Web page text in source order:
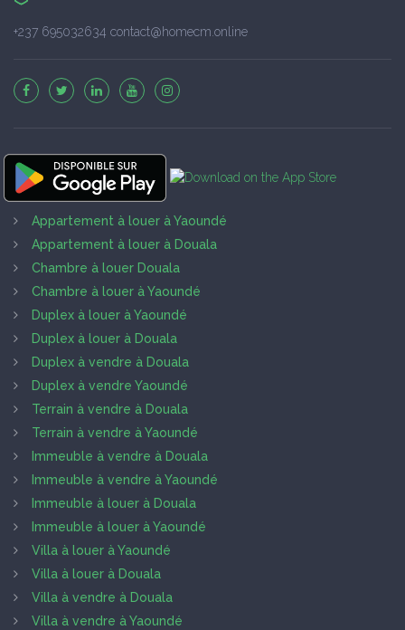
+237 695032634 contact@homecm.online
Appartement à louer à Yaoundé
Appartement à louer à Douala
Chambre à louer Douala
Chambre à louer à Yaoundé
Duplex à louer à Yaoundé
Duplex à louer à Douala
Duplex à vendre à Douala
Duplex à vendre Yaoundé
Terrain à vendre à Douala
Terrain à vendre à Yaoundé
Immeuble à vendre à Douala
Immeuble à vendre à Yaoundé
Immeuble à louer à Douala
Immeuble à louer à Yaoundé
Villa à louer à Yaoundé
Villa à louer à Douala
Villa à vendre à Douala
Villa à vendre à Yaoundé